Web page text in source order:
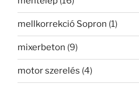
mellkorrekció Sopron (1)
mixerbeton (9)
motor szerelés (4)